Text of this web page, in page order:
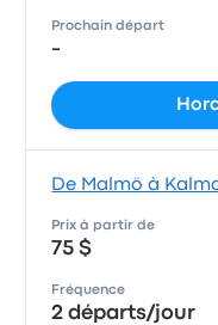
Prochain départ
-
De Malmö à
Prix à partir de
75 $
Fréquence
2 départs/jour